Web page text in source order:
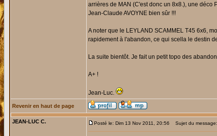
arrières de MAN (C'est donc un 8x8.), une déco
Jean-Claude AVOYNE bien sûr !!!
A noter que le LEYLAND SCAMMEL T45 6x6,
rapidement à l'abandon, ce qui scella le destin
La suite bientôt. Je fait un petit topo des
A+ !
Jean-Luc.
Revenir en haut de page
JEAN-LUC C. Posté le: Dim 13 Nov 2011, 20:56 Sujet du